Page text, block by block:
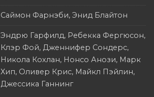
Саймон Фарнэби, Энид Блайтон
Эндрю Гарфилд, Ребекка Фергюсон,
Клэр Фой, Дженнифер Сондерс,
Никола Кохлан, Нонсо Анози, Марк
Хип, Оливер Крис, Майкл Пэйлин,
Джессика Ганнинг